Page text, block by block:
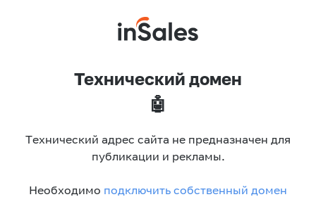
Технический домен
🤖
Технический адрес сайта не предназначен для
публикации и рекламы.
Необходимо подключить собственный домен